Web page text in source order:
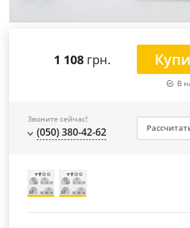
1 108 грн.
В
Звоните сейчас!
(050) 380-42-62